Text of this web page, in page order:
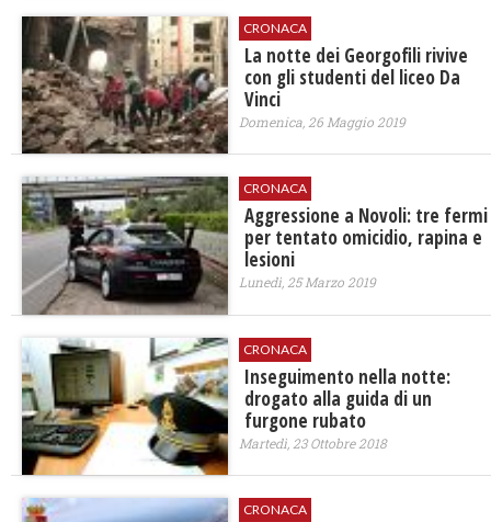
CRONACA
La notte dei Georgofili rivive
con gli studenti del liceo Da
Vinci
Domenica, 26 Maggio 2019
CRONACA
Aggressione a Novoli: tre fermi
per tentato omicidio, rapina e
lesioni
Lunedì, 25 Marzo 2019
CRONACA
Inseguimento nella notte:
drogato alla guida di un
furgone rubato
Martedì, 23 Ottobre 2018
CRONACA